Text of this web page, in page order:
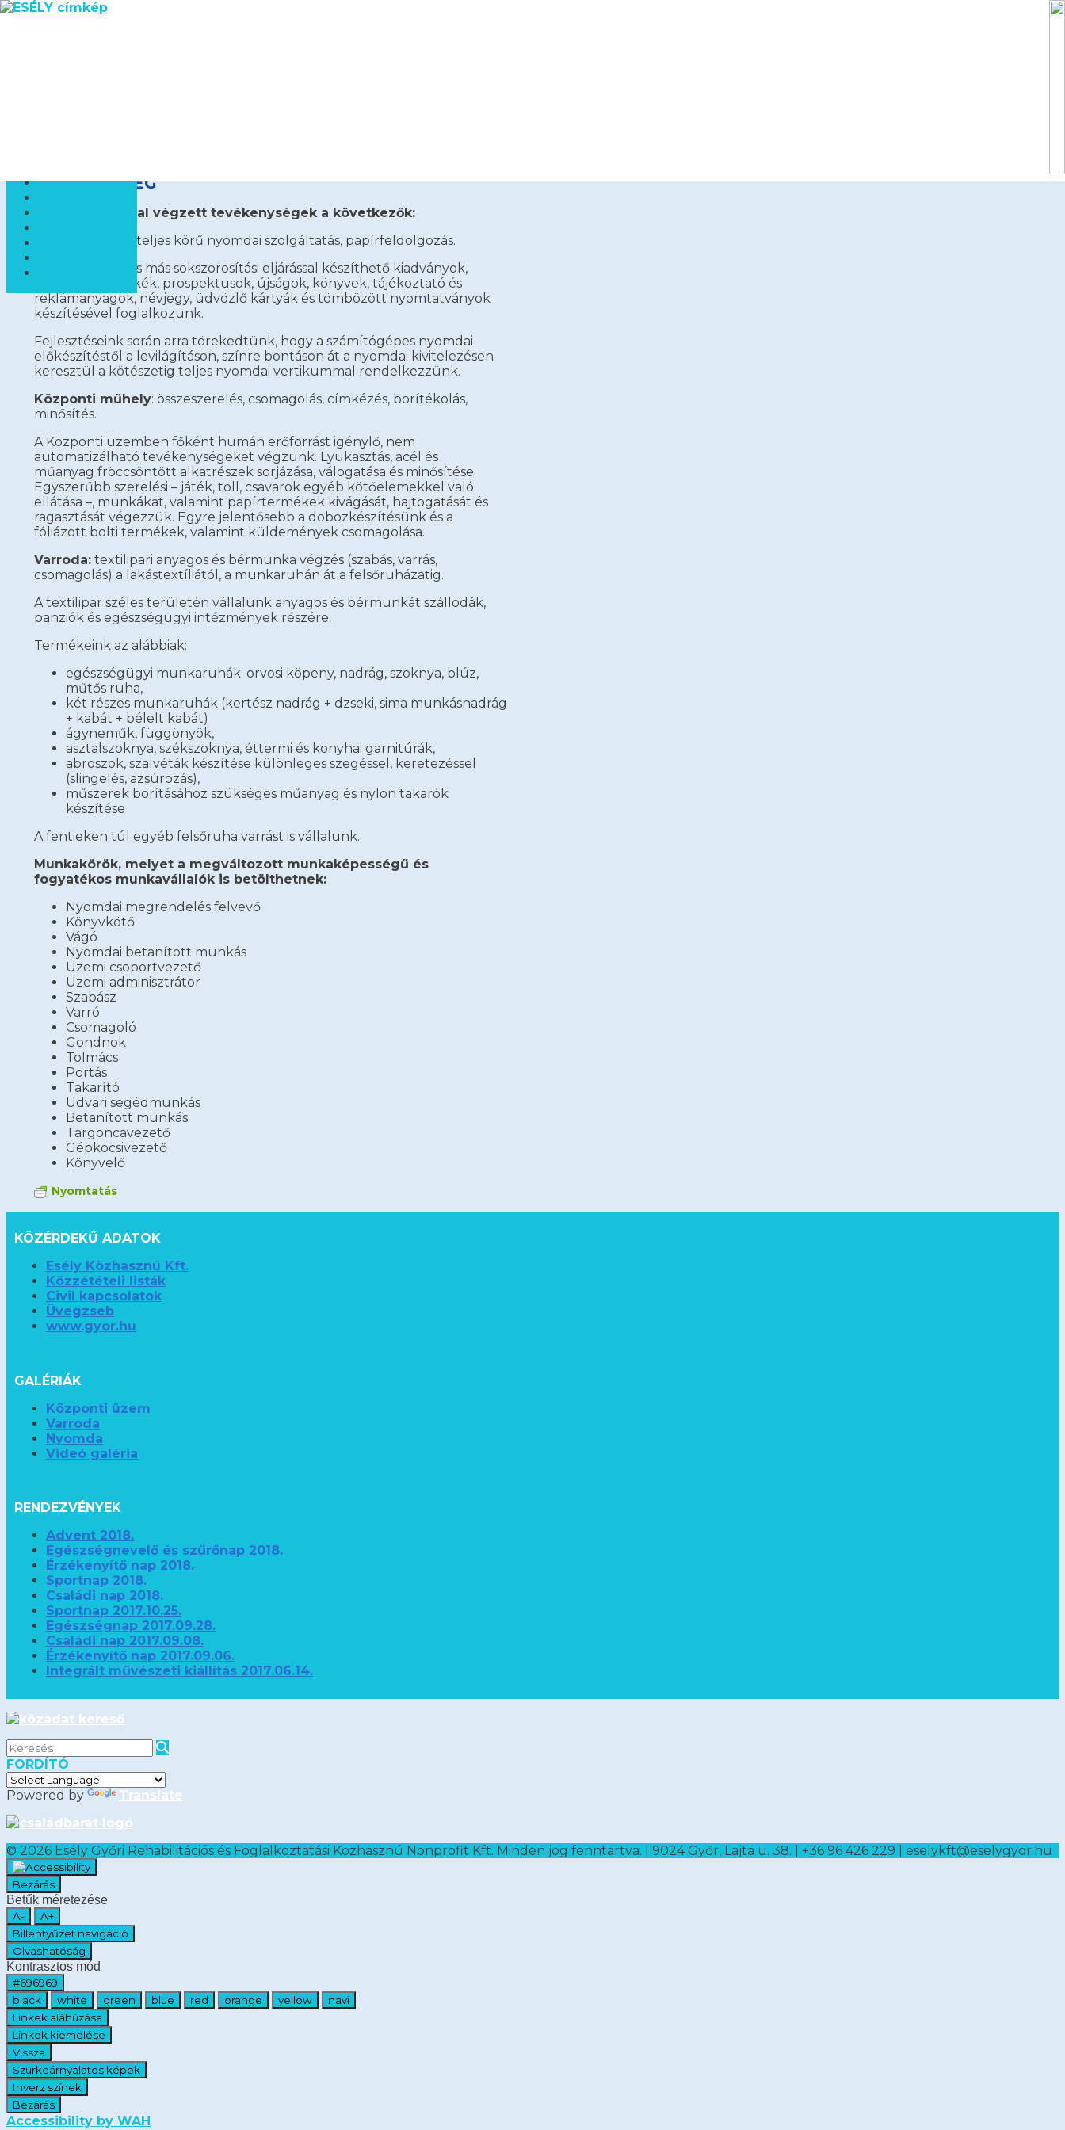
Kezdőlap
TEVÉKENYSÉG
A szervezet által végzett tevékenységek a következők:
teljes körű nyomdai szolgáltatás, papírfeldolgozás.
Nyomdai úton és más sokszorosítási eljárással készíthető kiadványok,
szórólapok, címkék, prospektusok, újságok, könyvek, tájékoztató és
reklámanyagok, névjegy, üdvözlő kártyák és tömbözött nyomtatványok
készítésével foglalkozunk.
Fejlesztéseink során arra törekedtünk, hogy a számítógépes nyomdai
előkészítéstől a levilágításon, színre bontáson át a nyomdai kivitelezésen
keresztül a kötészetig teljes nyomdai vertikummal rendelkezzünk.
Központi műhely: összeszerelés, csomagolás, címkézés, borítékolás,
minősítés.
A Központi üzemben főként humán erőforrást igénylő, nem
automatizálható tevékenységeket végzünk. Lyukasztás, acél és
műanyag fröccsöntött alkatrészek sorjázása, válogatása és minősítése.
Egyszerűbb szerelési – játék, toll, csavarok egyéb kötőelemekkel való
ellátása –, munkákat, valamint papírtermékek kivágását, hajtogatását és
ragasztását végezzük. Egyre jelentősebb a dobozkészítésünk és a
fóliázott bolti termékek, valamint küldemények csomagolása.
Varroda: textilipari anyagos és bérmunka végzés (szabás, varrás,
csomagolás) a lakástextíliától, a munkaruhán át a felsőruházatig.
A textilipar széles területén vállalunk anyagos és bérmunkát szállodák,
panziók és egészségügyi intézmények részére.
Termékeink az alábbiak:
egészségügyi munkaruhák: orvosi köpeny, nadrág, szoknya, blúz,
műtős ruha,
két részes munkaruhák (kertész nadrág + dzseki, sima munkásnadrág
+ kabát + bélelt kabát)
ágyneműk, függönyök,
asztalszoknya, székszoknya, éttermi és konyhai garnitúrák,
abroszok, szalvéták készítése különleges szegéssel, keretezéssel
(slingelés, azsúrozás),
műszerek borításához szükséges műanyag és nylon takarók
készítése
A fentieken túl egyéb felsőruha varrást is vállalunk.
Munkakörök, melyet a megváltozott munkaképességű és
fogyatékos munkavállalók is betölthetnek:
Nyomdai megrendelés felvevő
Könyvkötő
Vágó
Nyomdai betanított munkás
Üzemi csoportvezető
Üzemi adminisztrátor
Szabász
Varró
Csomagoló
Gondnok
Tolmács
Portás
Takarító
Udvari segédmunkás
Betanított munkás
Targoncavezető
Gépkocsivezető
Könyvelő
Nyomtatás
KÖZÉRDEKŰ ADATOK
Esély Közhasznú Kft.
Közzétételi listák
Civil kapcsolatok
Üvegzseb
www.gyor.hu
GALÉRIÁK
Központi üzem
Varroda
Nyomda
Videó galéria
RENDEZVÉNYEK
Advent 2018.
Egészségnevelő és szűrőnap 2018.
Érzékenyítő nap 2018.
Sportnap 2018.
Családi nap 2018.
Sportnap 2017.10.25.
Egészségnap 2017.09.28.
Családi nap 2017.09.08.
Érzékenyítő nap 2017.09.06.
Integrált művészeti kiállítás 2017.06.14.
FORDÍTÓ
Powered by Translate
© 2026 Esély Győri Rehabilitációs és Foglalkoztatási Közhasznú Nonprofit Kft. Minden jog fenntartva. | 9024 Győr, Lajta u. 38. | +36 96 426 229 | eselykft@eselygyor.hu
Bezárás
Betűk méretezése
A-
A+
Billentyűzet navigáció
Olvashatóság
Kontrasztos mód
#696969
black
white green blue red orange yellow
navi
Linkek aláhúzása
Linkek kiemelése
Vissza
Szürkeárnyalatos képek
Inverz színek
Bezárás
Accessibility by WAH